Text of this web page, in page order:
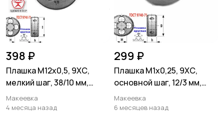
398 ₽
Плашка М12х0,5, 9ХС,
мелкий шаг, 38/10 мм,
ГОСТ 7740-71, сдел в
СССР.
Макеевка
4 месяца назад
299 ₽
Плашка М1х0,25, 9ХС,
основной шаг, 12/3 мм,
ГОСТ 7740-71.
Макеевка
6 месяцев назад